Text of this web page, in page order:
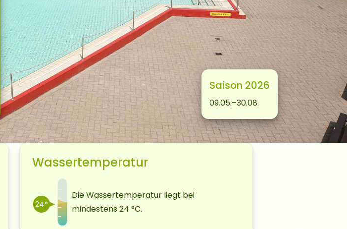
Saison 2026
09.05.–30.08.
Wassertemperatur
24°
Die Wassertemperatur liegt bei
mindestens 24 °C.